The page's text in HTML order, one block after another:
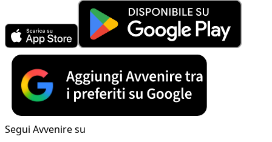
Segui Avvenire su